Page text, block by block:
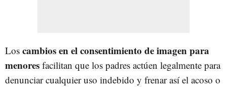
Los cambios en el consentimiento de imagen para
menores facilitan que los padres actúen legalmente para
denunciar cualquier uso indebido y frenar así el acoso o